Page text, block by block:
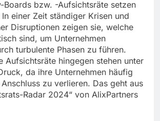
Boards bzw. -Aufsichtsräte setzen
einer Zeit ständiger Krisen und
Disruptionen zeigen sie, welche
sind, um Unternehmen
turbulente Phasen zu führen.
Aufsichtsräte hingegen stehen unter
da ihre Unternehmen häufig
zu verlieren. Das geht aus
Radar 2024“ von AlixPartners